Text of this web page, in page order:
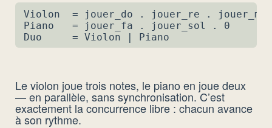
Violon  = jouer_do . jouer_re .
Piano   = jouer_fa . jouer_sol . 0
Duo     = Violon | Piano
Le violon joue trois notes, le piano en joue deux
— en parallèle, sans synchronisation. C’est
exactement la concurrence libre : chacun avance
à son rythme.